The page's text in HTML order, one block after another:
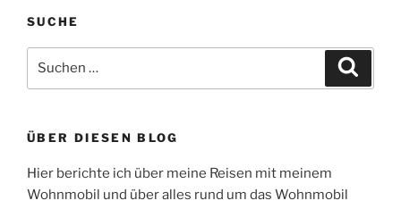
SUCHE
Suche
ÜBER DIESEN BLOG
Hier berichte ich über meine Reisen mit meinem
Wohnmobil und über alles rund um das Wohnmobil